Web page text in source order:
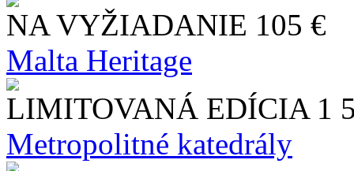
NA VYŽIADANIE 105 €
Malta Heritage
LIMITOVANÁ EDÍCIA 1
Metropolitné katedrály